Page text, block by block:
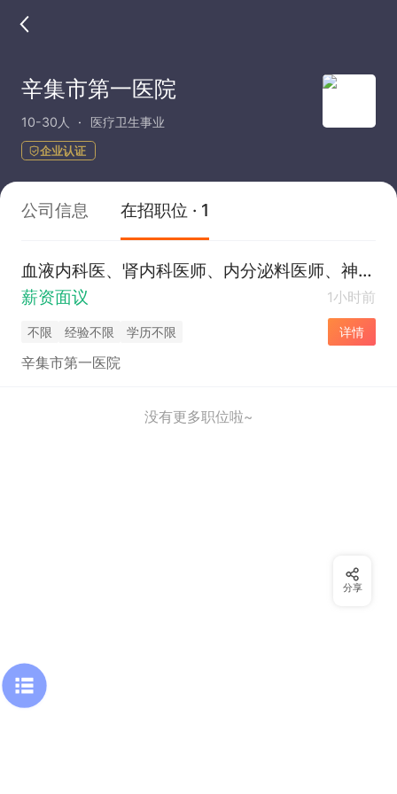
辛集市第一医院
10-30人 医疗卫生事业
企业认证
公司信息 在招职位 · 1
血液内科医、肾内科医师、内分泌料医师、神经内科医师、呼吸内科医师、心血管内科医师、血管外科医师
薪资面议
1小时前
不限 经验不限 学历不限 详情
辛集市第一医院
没有更多职位啦~
分享